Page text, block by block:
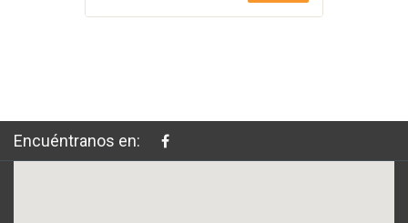
Encuéntranos en: